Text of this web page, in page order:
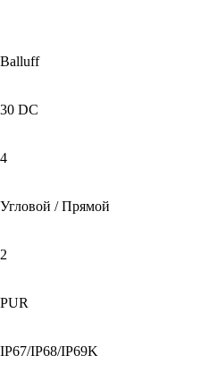
Balluff
30 DC
4
Угловой / Прямой
2
PUR
IP67/IP68/IP69K